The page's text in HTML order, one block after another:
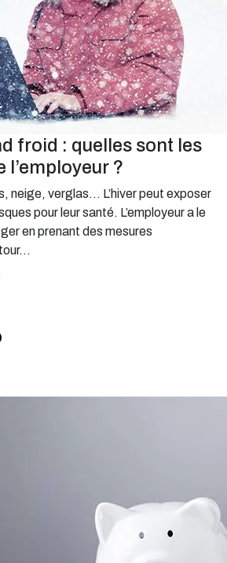
froid : quelles sont les
?
neige, verglas… L’hiver peut exposer
pour leur santé. L’employeur a le
en prenant des mesures